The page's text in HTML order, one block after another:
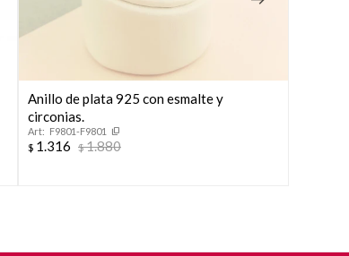
Anillo de plata 925 con esmalte y
circonias.
F9801-F9801
$ 1.316 $1.880